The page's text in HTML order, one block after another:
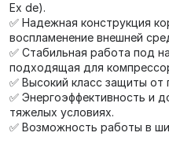
Ex de).
✅ Надежная конструкция
воспламенение внешней
✅ Стабильная работа под
подходящая для
✅ Высокий класс защиты от
✅ Энергоэффективность и
тяжелых условиях.
✅ Возможность работы в